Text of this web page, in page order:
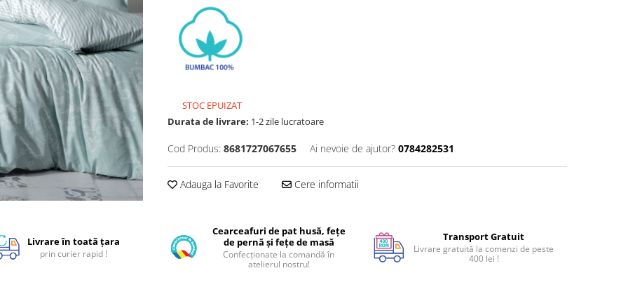
STOC EPUIZAT
Durata de livrare: 1-2 zile lucratoare
Cod Produs: 8681727067655 Ai nevoie de ajutor? 0784282531
Adauga la Favorite Cere informatii
Livrare în toată țara
prin curier rapid !
Cearceafuri de pat husă, fețe
de pernă și fețe de masă
Confecționate la comandă în
atelierul nostru!
Transport Gratuit
Livrare gratuită la comenzi de peste
400 lei !